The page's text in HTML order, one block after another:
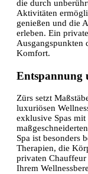
die durch
Aktivitäten
genießen und die
erleben. Ein
Ausgangspunkten
Komfort.
Entspannung
Zürs setzt
luxuriösen
exklusive Spas mit
Spa ist besonders
Therapien, die
privaten Chauffeur
Ihrem